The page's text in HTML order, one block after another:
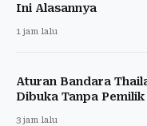
Ini Alasannya
1 jam lalu
Aturan Bandara
Dibuka Tanpa Pemilik
3 jam lalu